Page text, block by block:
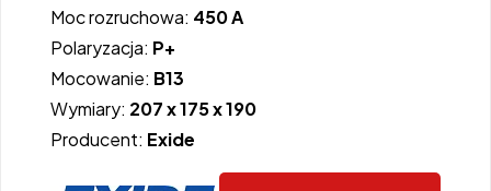
Moc rozruchowa: 450 A
Polaryzacja: P+
Mocowanie: B13
Wymiary: 207 x 175 x 190
Producent: Exide